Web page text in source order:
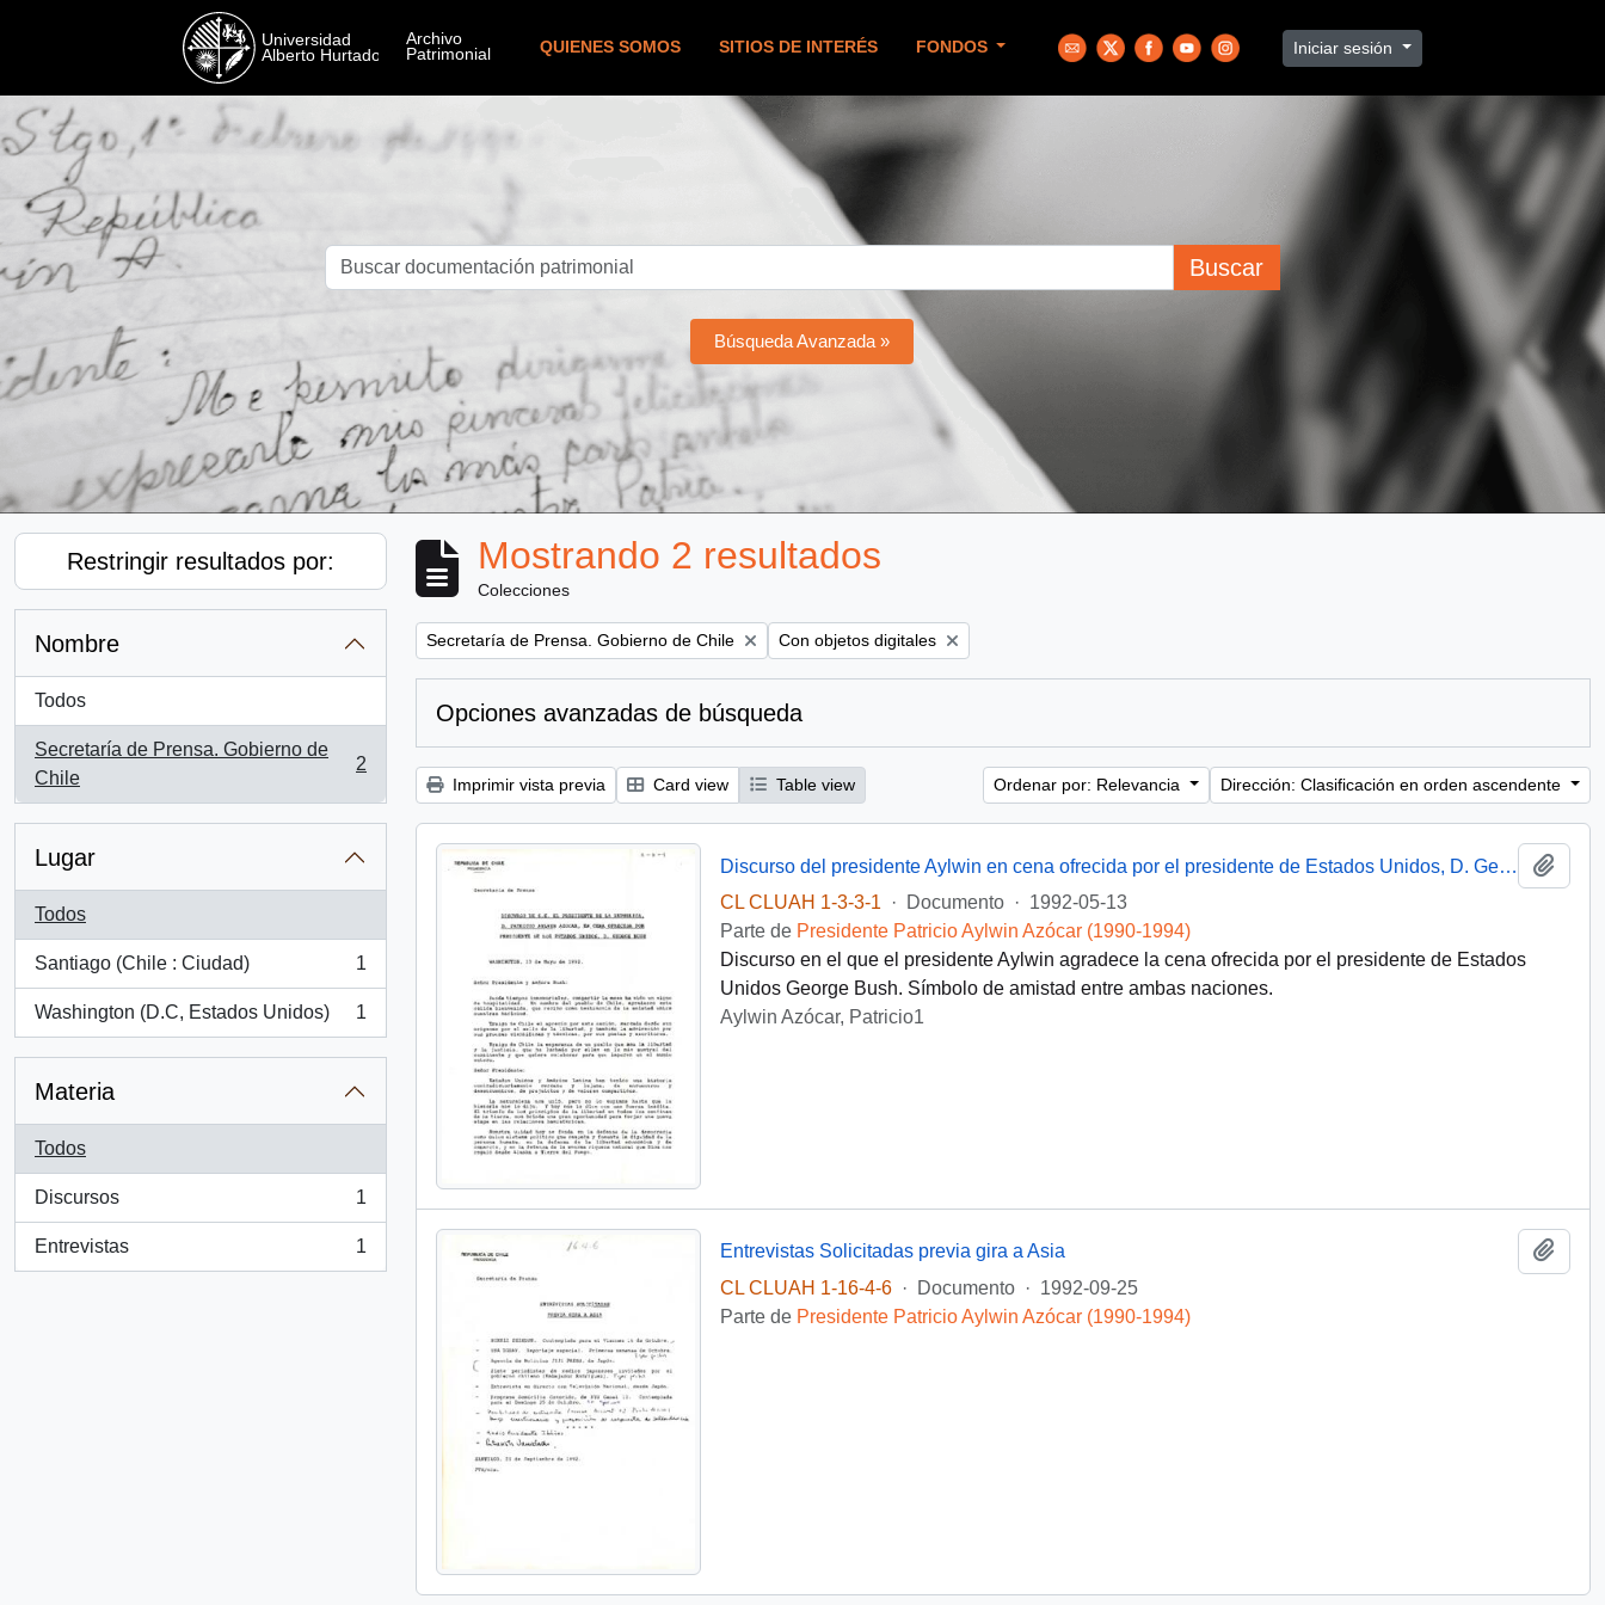
QUIENES SOMOS SITIOS DE INTERÉS FONDOS Iniciar sesión
Buscar
Búsqueda Avanzada »
Restringir resultados por:
Nombre
Todos
Secretaría de Prensa. Gobierno de
Chile
, 2 resultados
2
Lugar
Todos
Santiago (Chile : Ciudad)
, 1 resultados
1
Washington (D.C, Estados Unidos)
, 1 resultados
1
Materia
Todos
Discursos
, 1 resultados
1
Entrevistas
, 1 resultados
1
Mostrando 2 resultados
Colecciones
Remove filter:
Secretaría de Prensa. Gobierno de Chile Remove filter:
Con objetos digitales
Opciones avanzadas de búsqueda
Imprimir vista previa Card view Table view Ordenar por: Relevancia Dirección: Clasificación en orden ascendente
Discurso del presidente Aylwin en cena ofrecida por el presidente de Estados Unidos, D. George Bush
CL CLUAH 1-3-3-1
· Documento · 1992-05-13
Parte de Presidente Patricio Aylwin Azócar (1990-1994)
Discurso en el que el presidente Aylwin agradece la cena ofrecida por el presidente de Estados
Unidos George Bush. Símbolo de amistad entre ambas naciones.
Aylwin Azócar, Patricio1
Entrevistas Solicitadas previa gira a Asia
CL CLUAH 1-16-4-6
· Documento · 1992-09-25
Parte de Presidente Patricio Aylwin Azócar (1990-1994)